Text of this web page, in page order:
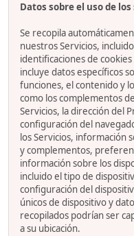
Datos sobre el uso de
Se recopila
nuestros Servicios,
identificaciones de
incluye datos específicos
funciones, el contenido y
como los complementos
Servicios, la dirección del
configuración del
los Servicios, información
y complementos,
información sobre los
incluido el tipo de
configuración del
únicos de dispositivo y
recopilados podrían ser
a su ubicación.